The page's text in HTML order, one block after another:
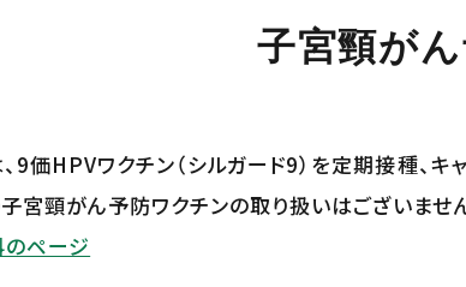
子宮頸が
9価HPVワクチン（シルガード9）を定期接種、
宮頸がん予防ワクチンの取り扱いはございませ
ページ